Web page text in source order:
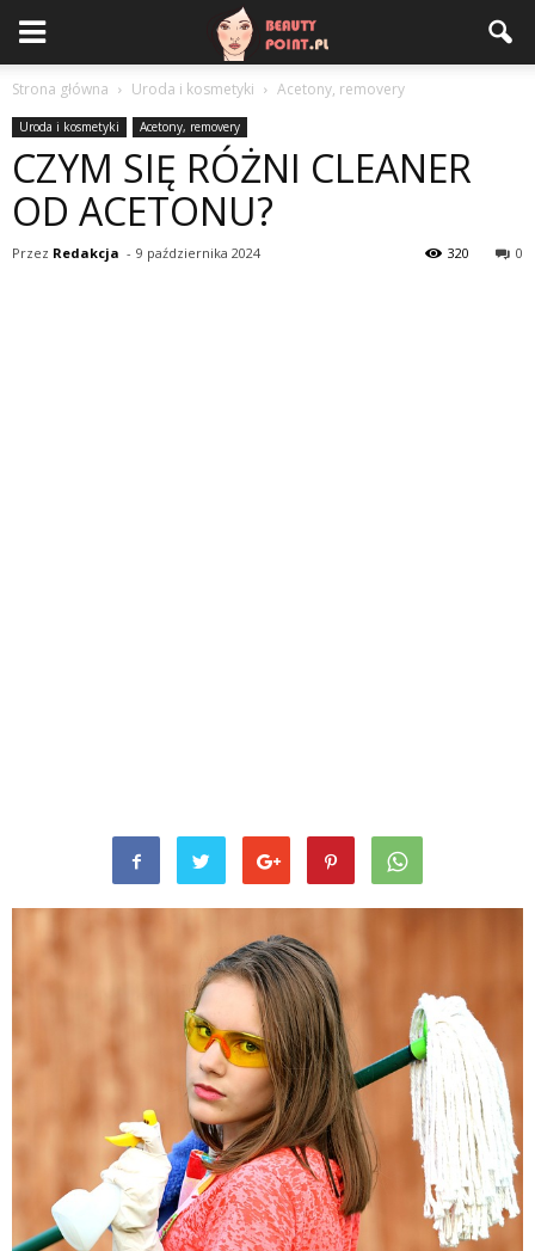
Strona główna Uroda i kosmetyki Acetony, removery
Uroda i kosmetyki Acetony, removery
CZYM SIĘ RÓŻNI CLEANER
OD ACETONU?
Przez Redakcja - 9 października 2024 0
320